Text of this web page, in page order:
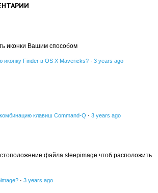
иконки Вашим способом
иконку Finder в OS X Mavericks? · 3 years ago
клавиш Command-Q · 3 years ago
файла sleepimage чтоб расположить
· 3 years ago